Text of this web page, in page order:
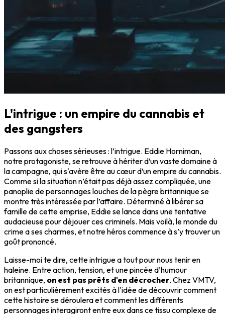
L'intrigue : un empire du cannabis et
des gangsters
Passons aux choses sérieuses : l’intrigue. Eddie Horniman,
notre protagoniste, se retrouve à hériter d’un vaste domaine à
la campagne, qui s'avère être au cœur d’un empire du cannabis.
Comme si la situation n’était pas déjà assez compliquée, une
panoplie de personnages louches de la pègre britannique se
montre très intéressée par l’affaire. Déterminé à libérer sa
famille de cette emprise, Eddie se lance dans une tentative
audacieuse pour déjouer ces criminels. Mais voilà, le monde du
crime a ses charmes, et notre héros commence à s’y trouver un
goût prononcé.
Laisse-moi te dire, cette intrigue a tout pour nous tenir en
haleine. Entre action, tension, et une pincée d’humour
britannique, on est pas prêts d'en décrocher. Chez VMTV,
on est particulièrement excités à l'idée de découvrir comment
cette histoire se déroulera et comment les différents
personnages interagiront entre eux dans ce tissu complexe de